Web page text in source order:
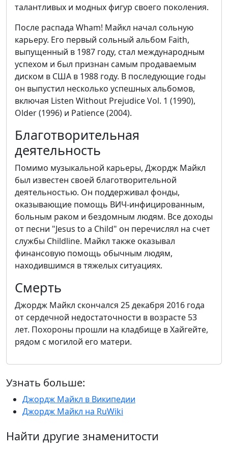
талантливых и модных фигур своего поколения.
После распада Wham! Майкл начал сольную
карьеру. Его первый сольный альбом Faith,
выпущенный в 1987 году, стал международным
успехом и был признан самым продаваемым
диском в США в 1988 году. В последующие годы
он выпустил несколько успешных альбомов,
включая Listen Without Prejudice Vol. 1 (1990),
Older (1996) и Patience (2004).
Благотворительная
деятельность
Помимо музыкальной карьеры, Джордж Майкл
был известен своей благотворительной
деятельностью. Он поддерживал фонды,
оказывающие помощь ВИЧ-инфицированным,
больным раком и бездомным людям. Все доходы
от песни "Jesus to a Child" он перечислял на счет
службы Childline. Майкл также оказывал
финансовую помощь обычным людям,
находившимся в тяжелых ситуациях.
Смерть
Джордж Майкл скончался 25 декабря 2016 года
от сердечной недостаточности в возрасте 53
лет. Похороны прошли на кладбище в Хайгейте,
рядом с могилой его матери.
Узнать больше:
Джордж Майкл в Википедии
Джордж Майкл на RuWiki
Найти другие знаменитости